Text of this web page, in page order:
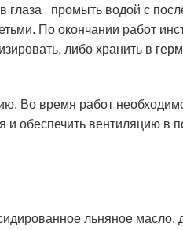
глаза промыть водой с
По окончании работ
либо хранить в
Во время работ
и обеспечить вентиляцию в
льняное масло,